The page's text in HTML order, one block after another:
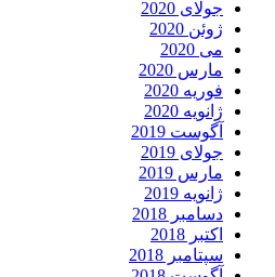
جولای 2020
ژوئن 2020
می 2020
مارس 2020
فوریه 2020
ژانویه 2020
آگوست 2019
جولای 2019
مارس 2019
ژانویه 2019
دسامبر 2018
اکتبر 2018
سپتامبر 2018